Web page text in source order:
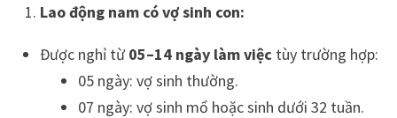
Lao động nam có vợ sinh con:
Được nghỉ từ 05–14 ngày làm việc tùy trường hợp:
05 ngày: vợ sinh thường.
07 ngày: vợ sinh mổ hoặc sinh dưới 32 tuần.